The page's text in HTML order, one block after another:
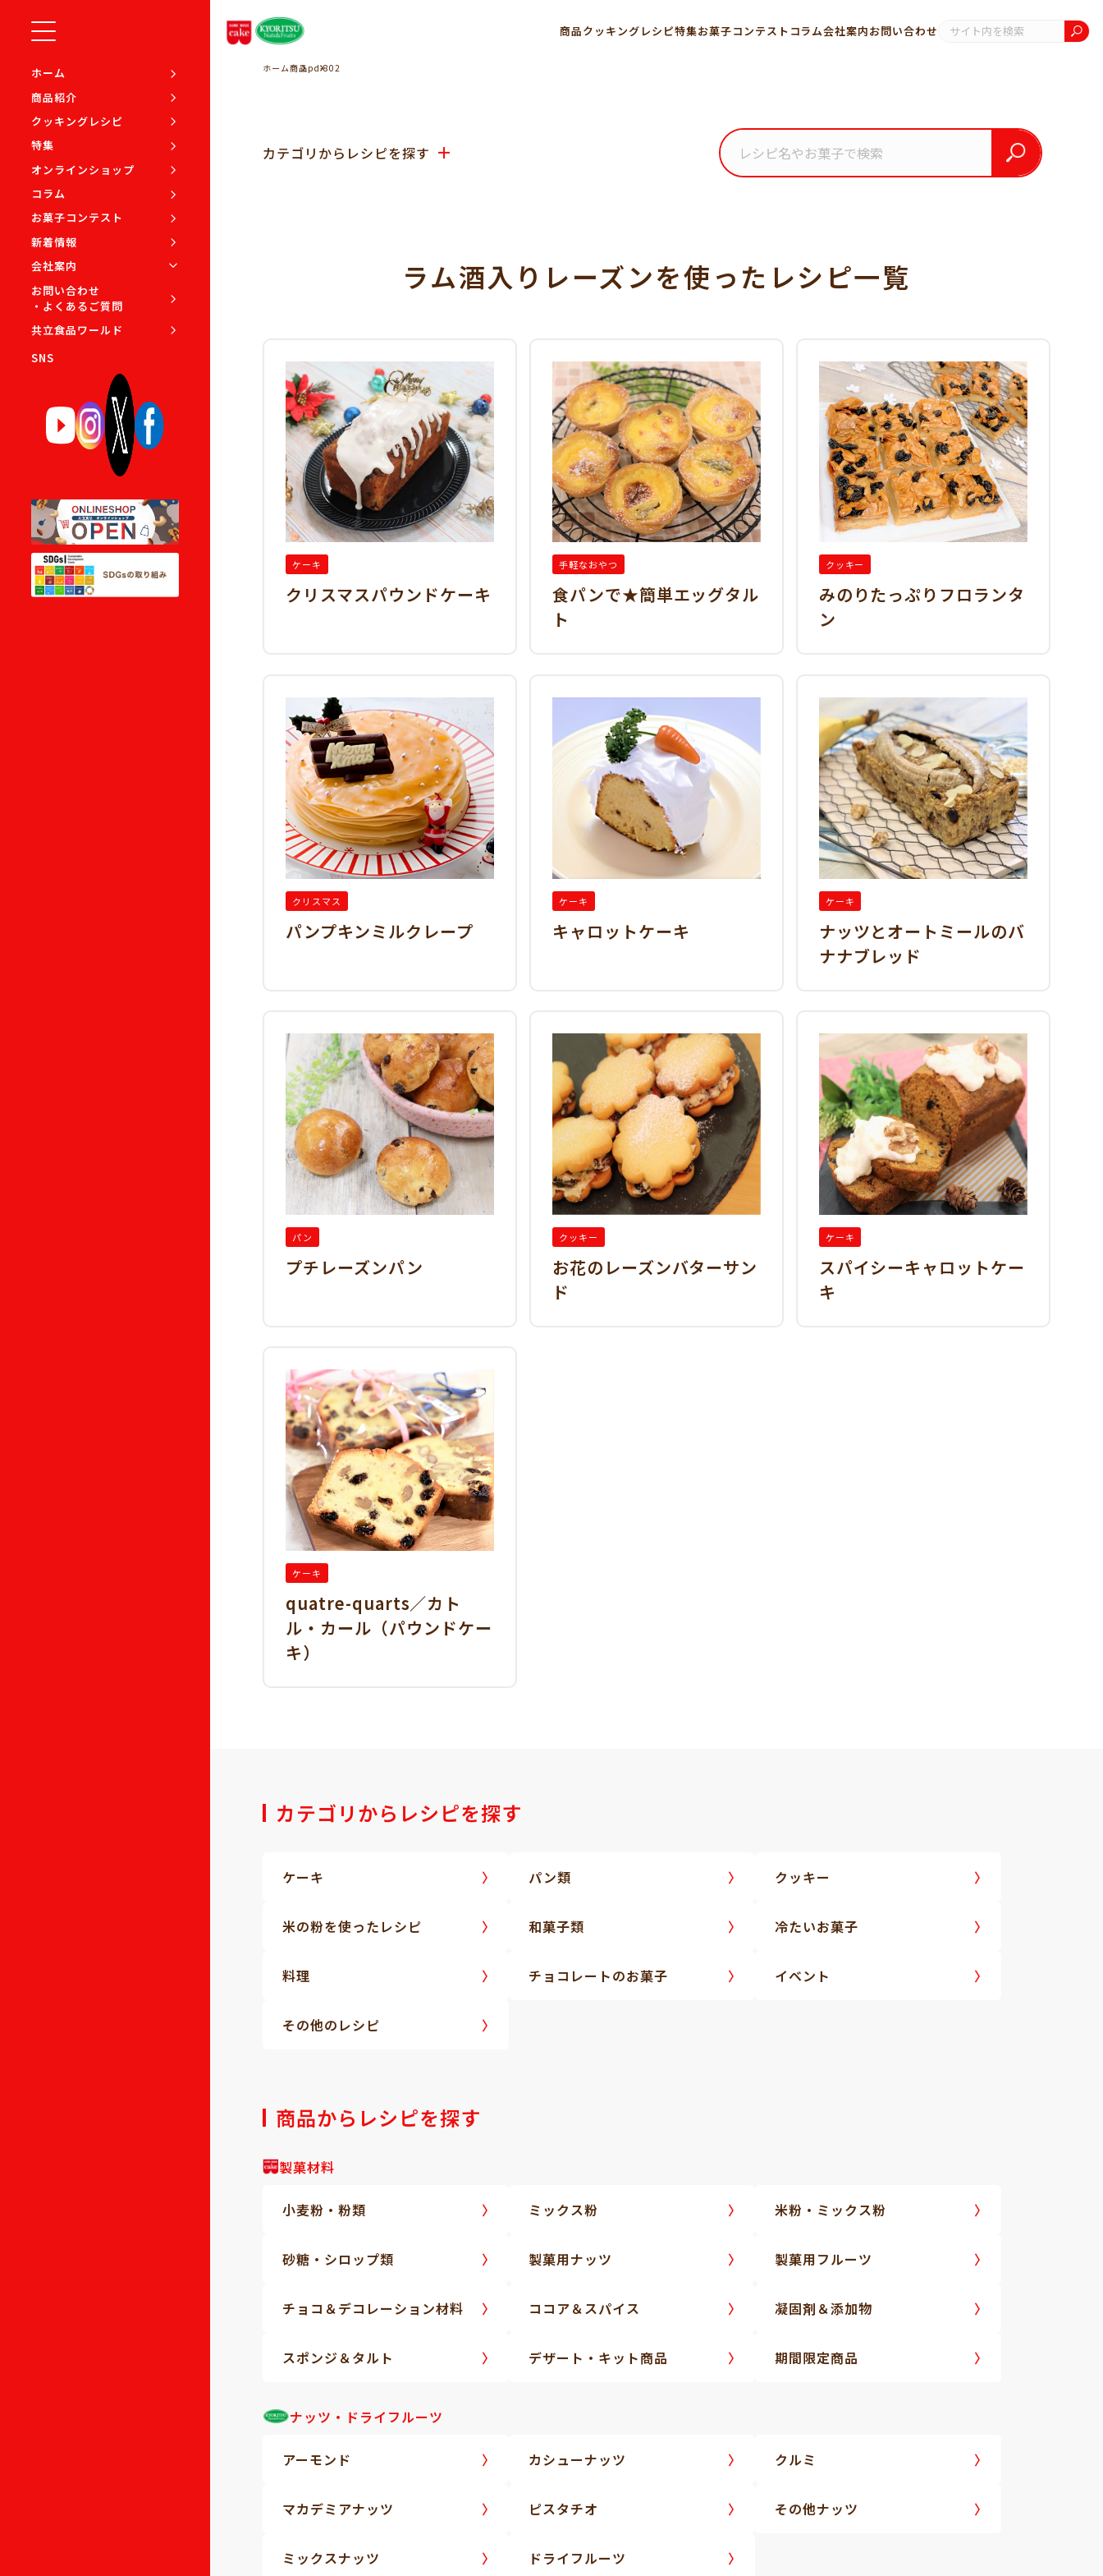
ホーム
商品紹介
クッキングレシピ
特集
オンラインショップ
コラム
お菓子コンテスト
新着情報
会社案内
お問い合わせ
・よくあるご質問
共立食品ワールド
SNS
商品クッキングレシピ特集お菓子コンテスト コラム会社案内お問い合わせ
ホーム商品pd-802
カテゴリから レシピを探す
ラム酒入りレーズンを使った レシピ一覧
ケーキ
クリスマスパウンドケーキ
手軽なおやつ
食パンで★簡単エッグタル
ト
クッキー
みのりたっぷりフロランタ
ン
クリスマス
パンプキンミルクレープ
ケーキ
キャロットケーキ
ケーキ
ナッツとオートミールのバ
ナナブレッド
パン
プチレーズンパン
クッキー
お花のレーズンバターサン
ド
ケーキ
スパイシーキャロットケー
キ
ケーキ
quatre-quarts／カト
ル・カール（パウンドケー
キ）
カテゴリからレシピを探す
ケーキ パン類 クッキー
米の粉を使ったレシピ 和菓子類 冷たいお菓子
料理 チョコレートのお菓子 イベント
その他のレシピ
商品からレシピを探す
製菓材料
小麦粉・粉類 ミックス粉 米粉・ミックス粉
砂糖・シロップ類 製菓用ナッツ 製菓用フルーツ
チョコ＆デコレーション材料 ココア＆スパイス 凝固剤＆添加物
スポンジ＆タルト デザート・キット商品 期間限定商品
ナッツ・ドライフルーツ
アーモンド カシューナッツ クルミ
マカデミアナッツ ピスタチオ その他ナッツ
ミックスナッツ ドライフルーツ